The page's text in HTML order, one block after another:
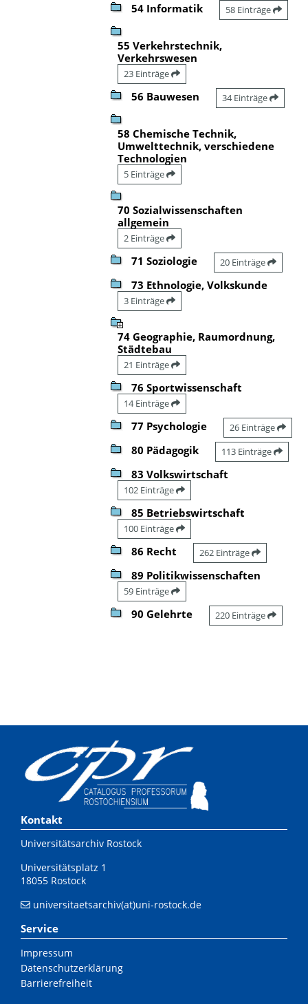
54 Informatik 58 Einträge
55 Verkehrstechnik,
Verkehrswesen
23 Einträge
56 Bauwesen 34 Einträge
58 Chemische Technik,
Umwelttechnik, verschiedene
Technologien
5 Einträge
70 Sozialwissenschaften
allgemein
2 Einträge
71 Soziologie 20 Einträge
73 Ethnologie, Volkskunde
3 Einträge
74 Geographie, Raumordnung,
Städtebau
21 Einträge
76 Sportwissenschaft
14 Einträge
77 Psychologie 26 Einträge
80 Pädagogik 113 Einträge
83 Volkswirtschaft
102 Einträge
85 Betriebswirtschaft
100 Einträge
86 Recht 262 Einträge
89 Politikwissenschaften
59 Einträge
90 Gelehrte 220 Einträge
Kontakt
Universitätsarchiv Rostock
Universitätsplatz 1
18055 Rostock
universitaetsarchiv(at)uni-rostock.de
Service
Impressum
Datenschutzerklärung
Barrierefreiheit